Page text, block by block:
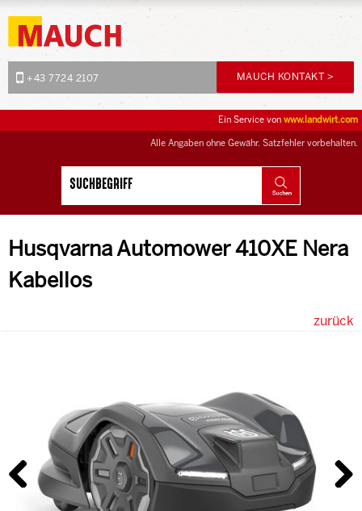
+43 7724 2107 MAUCH KONTAKT >
Alle Angaben ohne Gewähr. Satzfehler vorbehalten.
Ein Service von www.landwirt.com
Husqvarna Automower 410XE Nera
Kabellos
zurück